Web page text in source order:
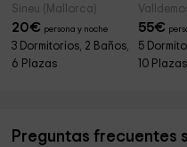
Sineu (Mallorca)
20€ persona y noche
3 Dormitorios, 2 Baños,
6 Plazas
55€
5
10 Plazas
Preguntas frecuentes